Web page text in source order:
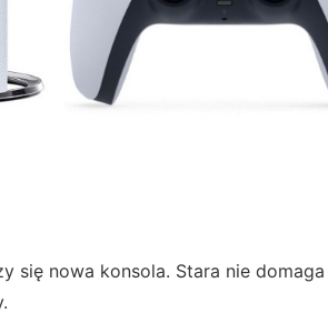
się nowa konsola. Stara nie domaga